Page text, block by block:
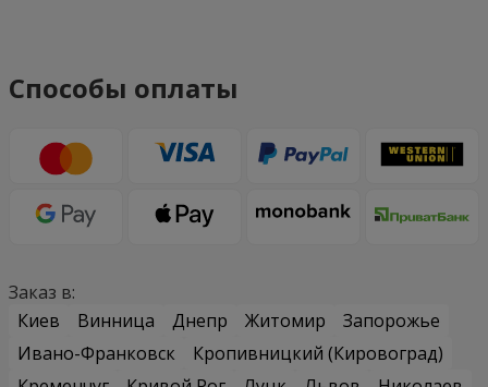
Способы оплаты
Заказ в:
Киев
Винница Днепр Житомир
Запорожье
Ивано-Франковск
Кропивницкий (Кировоград)